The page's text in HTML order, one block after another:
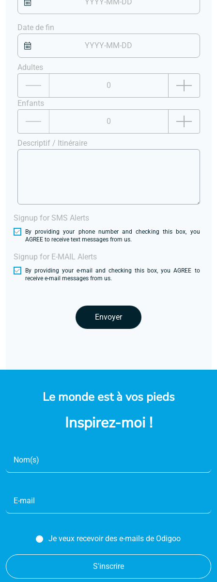
Date de fin
Adultes
Enfants
Descriptif / Itinéraire
Signup for SMS Alerts
By providing your phone number and checking this box, you
AGREE to receive text messages from us.
Signup for E-MAIL Alerts
By providing your e-mail and checking this box, you AGREE to
receive e-mail messages from us.
Envoyer
Le monde est à vos pieds
Inspirez-moi !
Je veux recevoir des e-mails de Odigoo
S'inscrire